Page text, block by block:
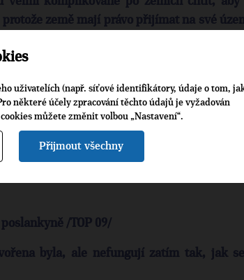
země mají právo přijímat na své
bezpečnosti by měla být prioritou a proto
myšlence hotspotu, tedy k tomu, že na
místa, kde lidé, kteří žádají o vstup
kteří mají nárok na azyl, by bylo možné
jsou ekonomičtí migranti, by se navrátili
budou i na území státu Evropské unie,
/TOP 09/
byla, ale nefungují zatím tak, jak
uživatelích (např. síťové identifikátory, údaje o tom,
některé účely zpracování těchto údajů je vyžadován
můžete změnit volbou „Nastavení“.
Přijmout všechny